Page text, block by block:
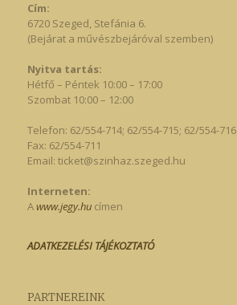
Cím:
6720 Szeged, Stefánia 6.
(Bejárat a művészbejáróval szemben)
Nyitva tartás:
Hétfő – Péntek 10:00 – 17:00
Szombat 10:00 – 12:00
Telefon: 62/554-714; 62/554-715; 62/554-716
Fax: 62/554-711
Email: ticket@szinhaz.szeged.hu
Interneten:
Awww.jegy.hucímen
ADATKEZELÉSI TÁJÉKOZTATÓ
PARTNEREINK